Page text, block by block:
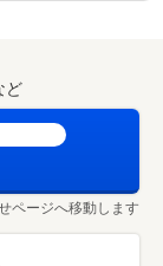
様のご希望の日
も大歓迎で
ください。
ど
ページへ移動します